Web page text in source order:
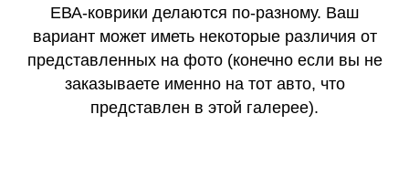
ЕВА-коврики делаются по-разному. Ваш
вариант может иметь некоторые различия от
представленных на фото (конечно если вы не
заказываете именно на тот авто, что
представлен в этой галерее).